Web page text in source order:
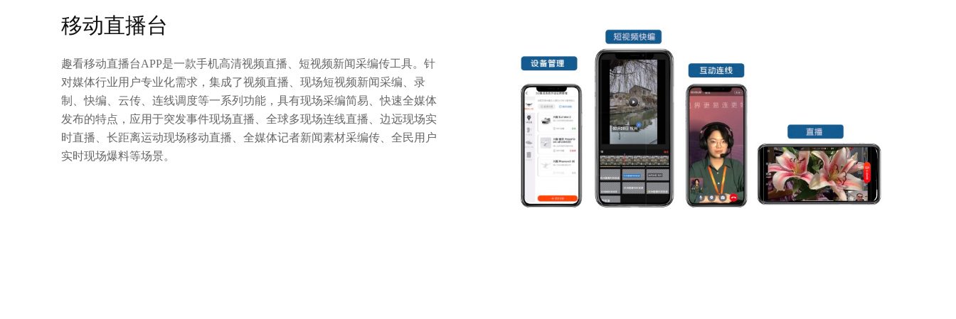
移动直播台
趣看移动直播台APP是一款手机高清视频直播、短视频新闻采编传工具。针
对媒体行业用户专业化需求，集成了视频直播、现场短视频新闻采编、录
制、快编、云传、连线调度等一系列功能，具有现场采编简易、快速全媒体
发布的特点，应用于突发事件现场直播、全球多现场连线直播、边远现场实
时直播、长距离运动现场移动直播、全媒体记者新闻素材采编传、全民用户
实时现场爆料等场景。